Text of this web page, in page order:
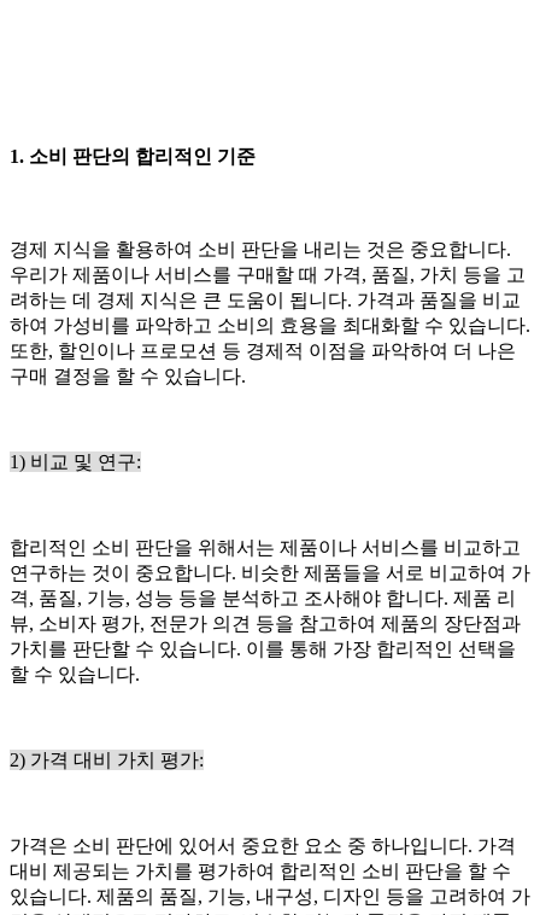
1. 소비 판단의 합리적인 기준
경제 지식을 활용하여 소비 판단을 내리는 것은 중요합니다.
우리가 제품이나 서비스를 구매할 때 가격, 품질, 가치 등을 고
려하는 데 경제 지식은 큰 도움이 됩니다. 가격과 품질을 비교
하여 가성비를 파악하고 소비의 효용을 최대화할 수 있습니다.
또한, 할인이나 프로모션 등 경제적 이점을 파악하여 더 나은
구매 결정을 할 수 있습니다.
1) 비교 및 연구:
합리적인 소비 판단을 위해서는 제품이나 서비스를 비교하고
연구하는 것이 중요합니다. 비슷한 제품들을 서로 비교하여 가
격, 품질, 기능, 성능 등을 분석하고 조사해야 합니다. 제품 리
뷰, 소비자 평가, 전문가 의견 등을 참고하여 제품의 장단점과
가치를 판단할 수 있습니다. 이를 통해 가장 합리적인 선택을
할 수 있습니다.
2) 가격 대비 가치 평가:
가격은 소비 판단에 있어서 중요한 요소 중 하나입니다. 가격
대비 제공되는 가치를 평가하여 합리적인 소비 판단을 할 수
있습니다. 제품의 품질, 기능, 내구성, 디자인 등을 고려하여 가